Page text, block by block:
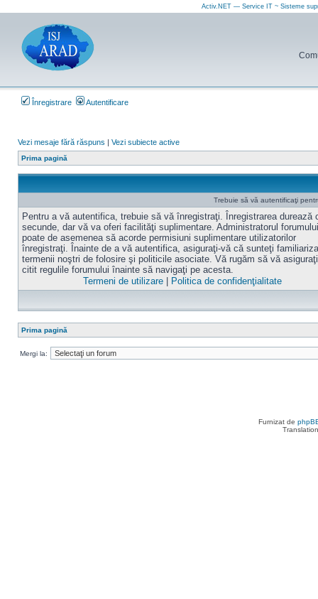
Activ.NET — Service IT ~ Sisteme
Înregistrare Autentificare
Vezi mesaje fără răspuns | Vezi subiecte active
Prima pagină
Trebuie să vă autentificaţi
Pentru a vă autentifica, trebuie să vă înregistraţi. Înregistrarea durează
secunde, dar vă va oferi facilităţi suplimentare. Administratorul forumului
poate de asemenea să acorde permisiuni suplimentare utilizatorilor
înregistraţi. Înainte de a vă autentifica, asiguraţi-vă că sunteţi
termenii noştri de folosire şi politicile asociate. Vă rugăm să vă
citit regulile forumului înainte să navigaţi pe acesta.
Termeni de utilizare
Politica de confidenţialitate
Prima pagină
Mergi la:
Furnizat de